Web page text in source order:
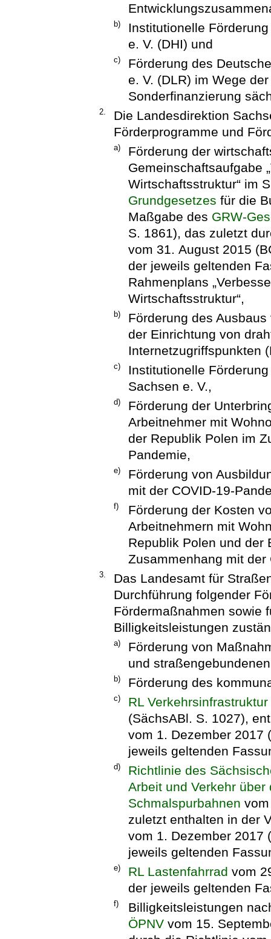
b)
Institutionelle
e. V. (DHI) und
c)
Förderung des
e. V. (DLR) im Wege
Sonderfinanzierung
2.
Die Landesdirektion
Förderprogramme und
a)
Förderung der
Gemeinschaftsaufgabe
Wirtschaftsstruktur“ im
Grundgesetzes für die
Maßgabe des GRW-
S. 1861), das zuletzt
vom 31. August 2015
der jeweils geltenden
Rahmenplans
Wirtschaftsstruktur“,
b)
Förderung des
der Einrichtung von
Internetzugriffspunkten
c)
Institutionelle
Sachsen e. V.,
d)
Förderung der
Arbeitnehmer mit
der Republik Polen im
Pandemie,
e)
Förderung von
mit der COVID-19-
f)
Förderung der Kosten
Arbeitnehmern mit
Republik Polen und der
Zusammenhang mit der
3.
Das Landesamt für
Durchführung folgender
Fördermaßnahmen sowie
Billigkeitsleistungen
a)
Förderung von
und
b) Förderung des
c) RL Verkehrsinfrastruktur
(SächsABl. S. 1027),
vom 1. Dezember 2017
jeweils geltenden
d)
Richtlinie des
Arbeit und Verkehr
Schmalspurbahnen
zuletzt enthalten in der
vom 1. Dezember 2017
jeweils geltenden
e) RL Lastenfahrrad vom
der jeweils geltenden
f)
Billigkeitsleistungen
ÖPNV vom 15.